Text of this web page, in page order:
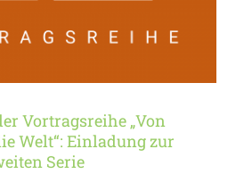
Vortragsreihe „Von
Welt“: Einladung zur
Serie